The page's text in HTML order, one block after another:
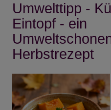
Umwelttipp -
Eintopf - ein
Herbstrezept